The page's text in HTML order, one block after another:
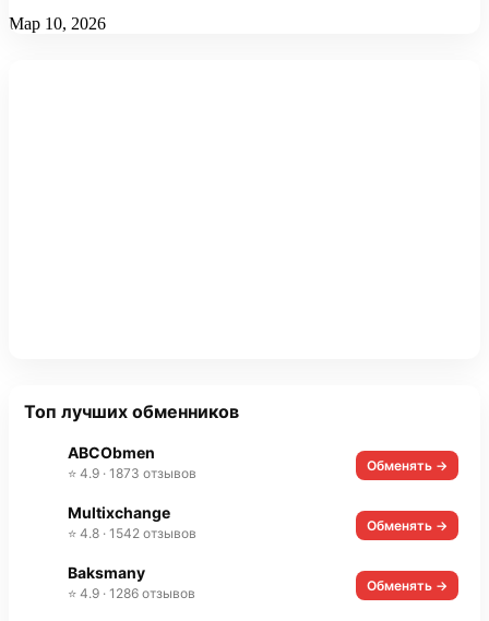
Мар 10, 2026
Топ лучших обменников
ABCObmen
⭐ 4.9 · 1873 отзывов Обменять →
Multixchange
⭐ 4.8 · 1542 отзывов Обменять →
Baksmany
⭐ 4.9 · 1286 отзывов Обменять →